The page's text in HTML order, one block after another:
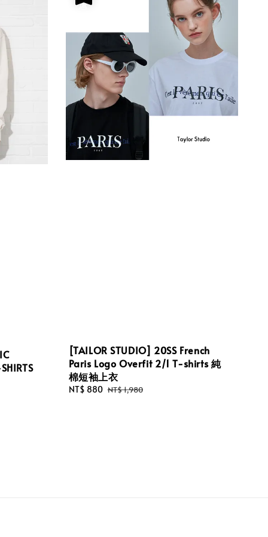
[TAILOR STUDIO] 20SS French
Paris Logo Overfit 2/1 T-shirts 純
棉短袖上衣
Sale
NT$ 880 Regular
NT$ 1,980